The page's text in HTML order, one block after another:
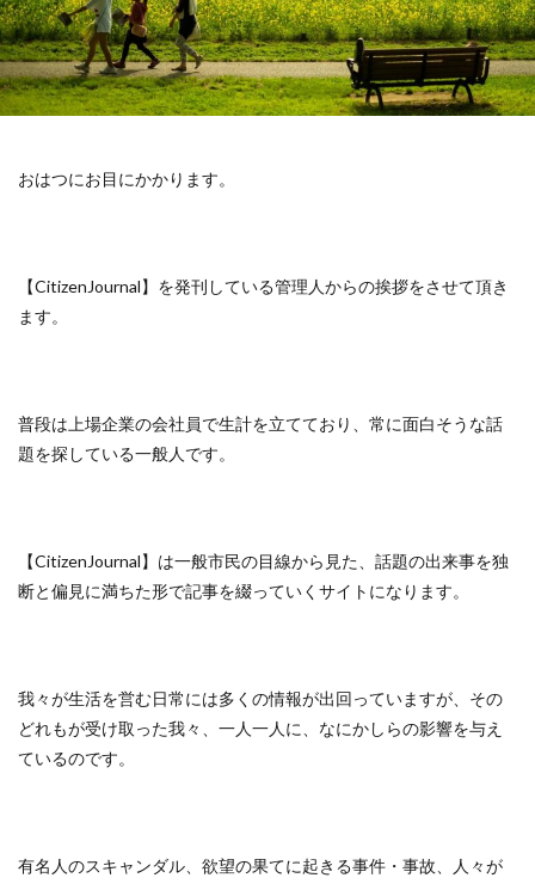
おはつにお目にかかります。
【CitizenJournal】を発刊している管理人からの挨拶をさせて頂き
ます。
普段は上場企業の会社員で生計を立てており、常に面白そうな話
題を探している一般人です。
【CitizenJournal】は一般市民の目線から見た、話題の出来事を独
断と偏見に満ちた形で記事を綴っていくサイトになります。
我々が生活を営む日常には多くの情報が出回っていますが、その
どれもが受け取った我々、一人一人に、なにかしらの影響を与え
ているのです。
有名人のスキャンダル、欲望の果てに起きる事件・事故、人々が